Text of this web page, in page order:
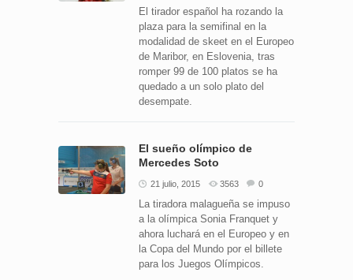
El tirador español ha rozando la
plaza para la semifinal en la
modalidad de skeet en el Europeo
de Maribor, en Eslovenia, tras
romper 99 de 100 platos se ha
quedado a un solo plato del
desempate.
El sueño olímpico de
Mercedes Soto
21 julio, 2015 3563 0
La tiradora malagueña se impuso
a la olímpica Sonia Franquet y
ahora luchará en el Europeo y en
la Copa del Mundo por el billete
para los Juegos Olímpicos.